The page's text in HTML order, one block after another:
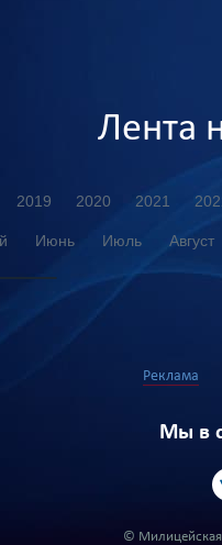
Лента
2019 2020 2021
Июнь Июль Август
Реклама
Мы в
©